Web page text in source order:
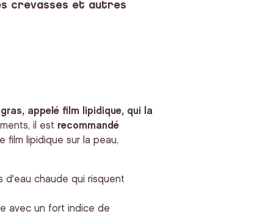
crevasses et autres
appelé film lipidique, qui la
il est recommandé
film lipidique sur la peau,
d'eau chaude qui risquent
avec un fort indice de